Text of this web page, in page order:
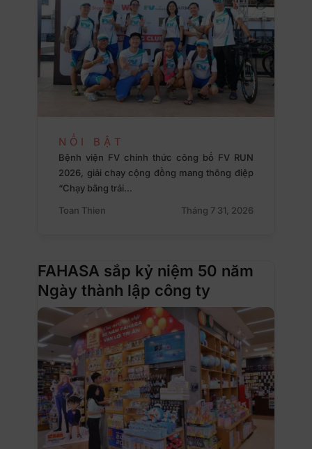
NỔI BẬT
Bệnh viện FV chính thức công bố FV RUN
2026, giải chạy cộng đồng mang thông điệp
“Chạy bằng trái…
Toan Thien
Tháng 7 31, 2026
FAHASA sắp kỷ niệm 50 năm
Ngày thành lập công ty